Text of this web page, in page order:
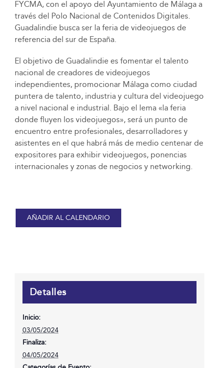
FYCMA, con el apoyo del Ayuntamiento de Málaga a
través del Polo Nacional de Contenidos Digitales.
Guadalindie busca ser la feria de videojuegos de
referencia del sur de España.
El objetivo de Guadalindie es fomentar el talento
nacional de creadores de videojuegos
independientes, promocionar Málaga como ciudad
puntera de talento, industria y cultura del videojuego
a nivel nacional e industrial. Bajo el lema «la feria
donde fluyen los videojuegos», será un punto de
encuentro entre profesionales, desarrolladores y
asistentes en el que habrá más de medio centenar de
expositores para exhibir videojuegos, ponencias
internacionales y zonas de negocios y networking.
AÑADIR AL CALENDARIO
Detalles
Inicio:
03/05/2024
Finaliza:
04/05/2024